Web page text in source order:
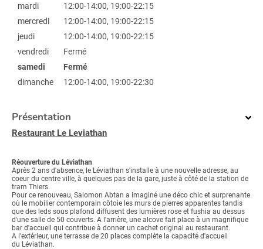
mardi
12:00-14:00, 19:00-22:15
mercredi
12:00-14:00, 19:00-22:15
jeudi
12:00-14:00, 19:00-22:15
vendredi
Fermé
samedi
Fermé
dimanche
12:00-14:00, 19:00-22:30
Présentation
Restaurant Le Leviathan
Réouverture du Léviathan
Après 2 ans d'absence, le Léviathan s'installe à une nouvelle adresse, au
coeur du centre ville, à quelques pas de la gare, juste à côté de la station de
tram Thiers.
Pour ce renouveau, Salomon Abtan a imaginé une déco chic et surprenante
où le mobilier contemporain côtoie les murs de pierres apparentes tandis
que des leds sous plafond diffusent des lumières rose et fushia au dessus
d'une salle de 50 couverts. A l'arrière, une alcove fait place à un magnifique
bar d'accueil qui contribue à donner un cachet original au restaurant.
A l'extérieur, une terrasse de 20 places complète la capacité d'accueil
du Léviathan.